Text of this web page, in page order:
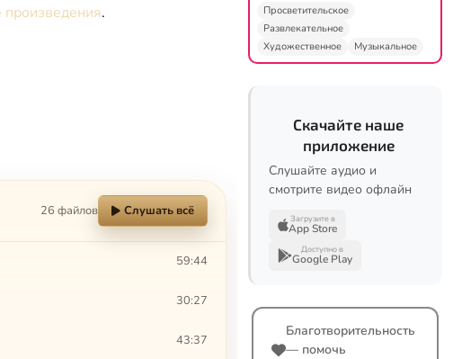
произведения.
26 файлов Слушать всё
59:44
30:27
43:37
Просветительское
Развлекательное
Художественное
Музыкальное
Скачайте наше
приложение
Слушайте аудио и
смотрите видео офлайн
Загрузите в
App Store
Доступно в
Google Play
Благотворительность
— помочь